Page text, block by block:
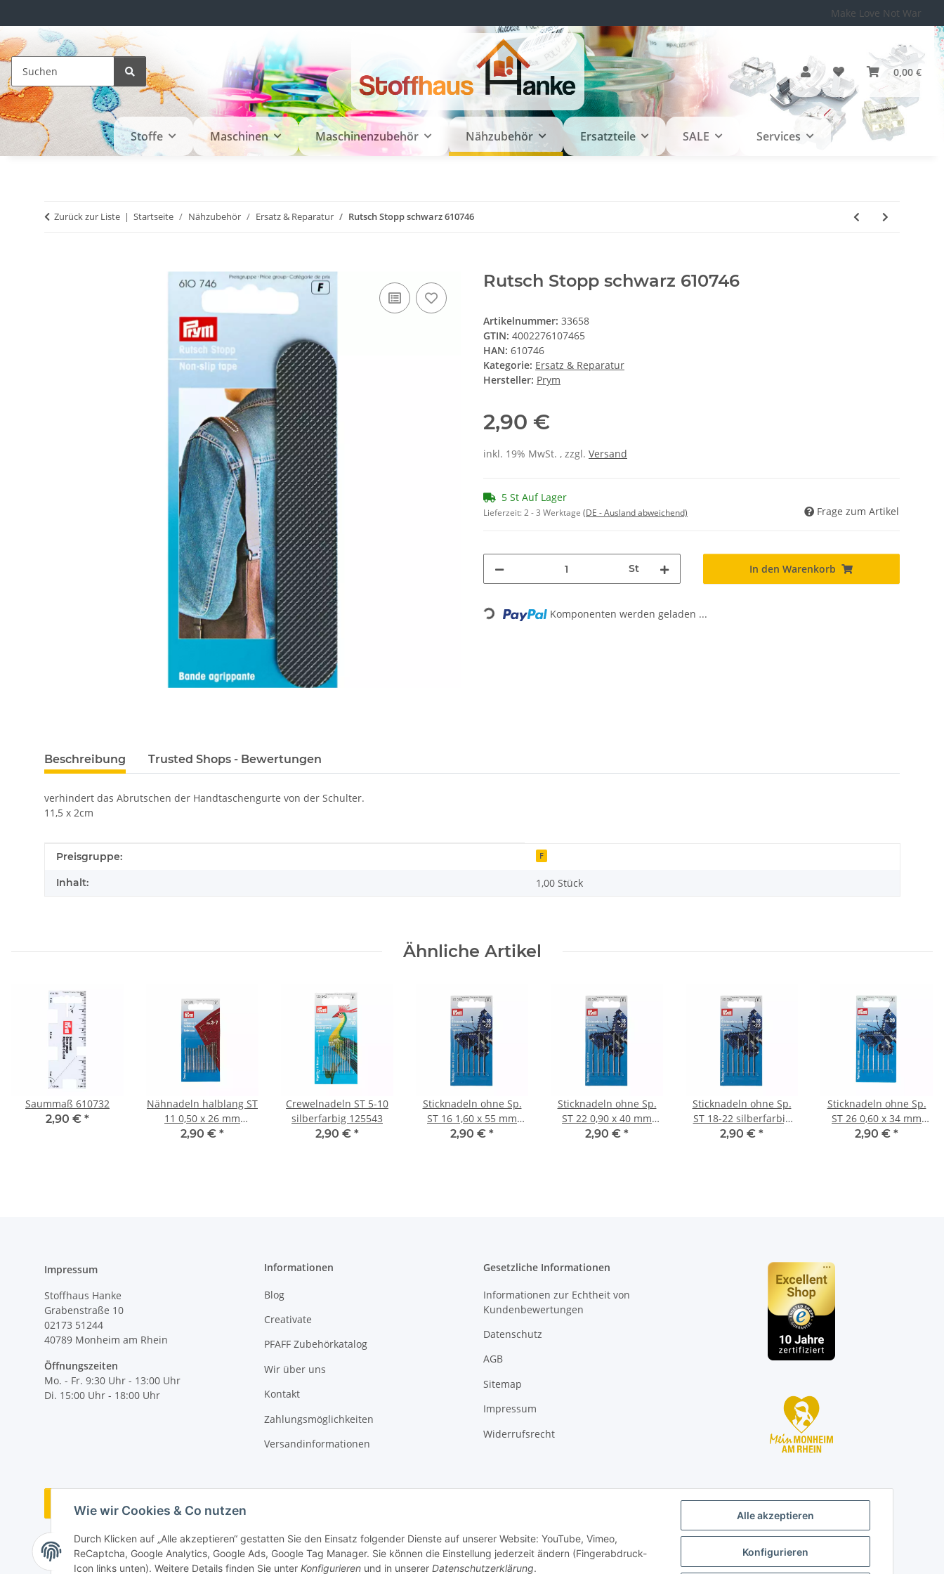
Alle akzeptieren
Konfigurieren
Wie wir Cookies & Co nutzen
Durch Klicken auf „Alle akzeptieren“ gestatten Sie den Einsatz folgender Dienste auf unserer Website: YouTube, Vimeo,
ReCaptcha, Google Analytics, Google Ads, Google Tag Manager. Sie können die Einstellung jederzeit ändern (Fingerabdruck-
Icon links unten). Weitere Details finden Sie unter Konfigurieren und in unserer Datenschutzerklärung.
Make Love Not War
0,00 €
Stoffe Maschinen Maschinenzubehör Nähzubehör Ersatzteile SALE Services
Zurück zur Liste Startseite Nähzubehör Ersatz & Reparatur Rutsch Stopp schwarz 610746
Rutsch Stopp schwarz 610746
Artikelnummer: 33658
GTIN: 4002276107465
HAN: 610746
Kategorie: Ersatz & Reparatur
Hersteller: Prym
2,90 €
inkl. 19% MwSt. , zzgl. Versand
5 St Auf Lager
Lieferzeit:2 - 3 Werktage (DE - Ausland abweichend) Frage zum Artikel
St In den Warenkorb
Loading... Komponenten werden geladen ...
Beschreibung Trusted Shops - Bewertungen
verhindert das Abrutschen der Handtaschengurte von der Schulter.
11,5 x 2cm
Produkteigenschaft
Wert
Preisgruppe: F
Inhalt: 1,00 Stück
Ähnliche Artikel
Saummaß 610732
2,90 € *
Nähnadeln halblang ST
11 0,50 x 26 mm
silberfarbig 121307
2,90 € *
Crewelnadeln ST 5-10
silberfarbig 125543
2,90 € *
Sticknadeln ohne Sp.
ST 16 1,60 x 55 mm
silberfarbig 125549
2,90 € *
Sticknadeln ohne Sp.
ST 22 0,90 x 40 mm
silberfarbig 125557
2,90 € *
Sticknadeln ohne Sp.
ST 18-22 silberfarbig
125559
2,90 € *
Sticknadeln ohne Sp.
ST 26 0,60 x 34 mm
silberfarbig 125562
2,90 € *
Impressum
Stoffhaus Hanke
Grabenstraße 10
02173 51244
40789 Monheim am Rhein
Öffnungszeiten
Mo. - Fr. 9:30 Uhr - 13:00 Uhr
Di. 15:00 Uhr - 18:00 Uhr
Informationen
Blog
Creativate
PFAFF Zubehörkatalog
Wir über uns
Kontakt
Zahlungsmöglichkeiten
Versandinformationen
Gesetzliche Informationen
Informationen zur Echtheit von
Kundenbewertungen
Datenschutz
AGB
Sitemap
Impressum
Widerrufsrecht
Vertrag widerrufen